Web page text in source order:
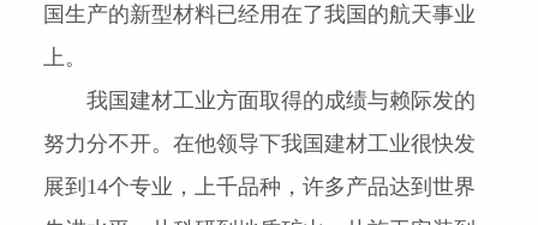
国生产的新型材料已经用在了我国的航天事业
上。
我国建材工业方面取得的成绩与赖际发的
努力分不开。在他领导下我国建材工业很快发
展到 14个专业，上千品种，许多产品达到世界